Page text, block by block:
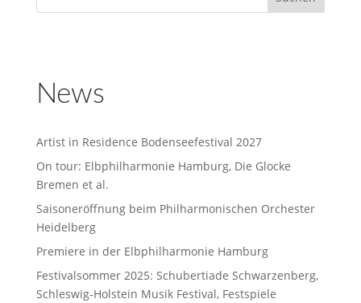
News
Artist in Residence Bodenseefestival 2027
On tour: Elbphilharmonie Hamburg, Die Glocke
Bremen et al.
Saisoneröffnung beim Philharmonischen Orchester
Heidelberg
Premiere in der Elbphilharmonie Hamburg
Festivalsommer 2025: Schubertiade Schwarzenberg,
Schleswig-Holstein Musik Festival, Festspiele